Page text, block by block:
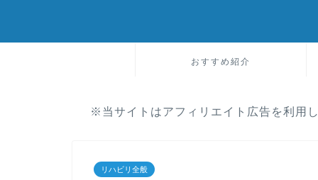
おすすめ紹介
※当サイトはアフィリエイト広告を利用
リハビリ全般